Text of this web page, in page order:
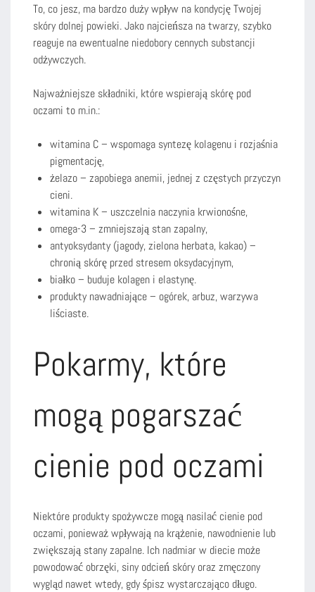
To, co jesz, ma bardzo duży wpływ na kondycję Twojej
skóry dolnej powieki. Jako najcieńsza na twarzy, szybko
reaguje na ewentualne niedobory cennych substancji
odżywczych.
Najważniejsze składniki, które wspierają skórę pod
oczami to m.in.:
witamina C – wspomaga syntezę kolagenu i rozjaśnia
pigmentację,
żelazo – zapobiega anemii, jednej z częstych przyczyn
cieni.
witamina K – uszczelnia naczynia krwionośne,
omega-3 – zmniejszają stan zapalny,
antyoksydanty (jagody, zielona herbata, kakao) –
chronią skórę przed stresem oksydacyjnym,
białko – buduje kolagen i elastynę.
produkty nawadniające – ogórek, arbuz, warzywa
liściaste.
Pokarmy, które
mogą pogarszać
cienie pod oczami
Niektóre produkty spożywcze mogą nasilać cienie pod
oczami, ponieważ wpływają na krążenie, nawodnienie lub
zwiększają stany zapalne. Ich nadmiar w diecie może
powodować obrzęki, siny odcień skóry oraz zmęczony
wygląd nawet wtedy, gdy śpisz wystarczająco długo.